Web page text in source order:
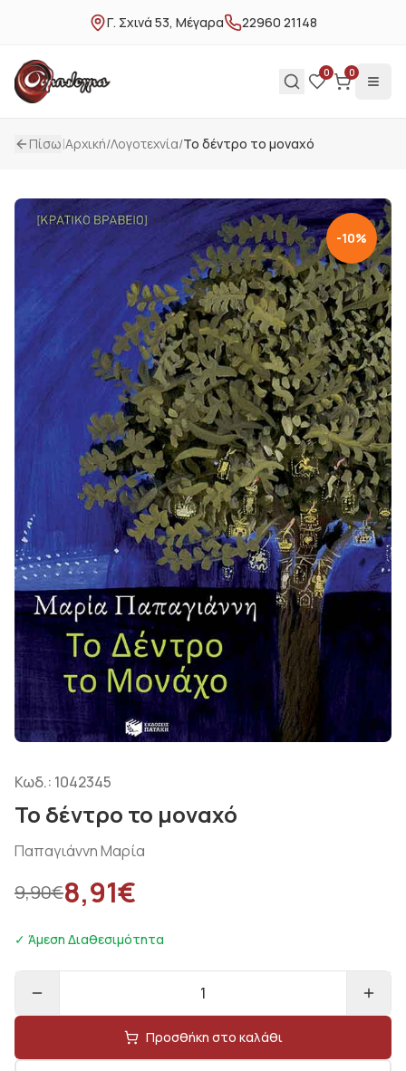
Γ. Σχινά 53, Μέγαρα 22960 21148
0 0
Πίσω|Αρχική/Λογοτεχνία/Το δέντρο το μοναχό
-10%
Κωδ.: 1042345
Το δέντρο το μοναχό
Παπαγιάννη Μαρία
9,90€8,91€
✓ Άμεση Διαθεσιμότητα
1
Προσθήκη στο καλάθι